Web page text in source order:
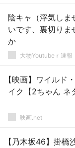
陰キャ（浮気しま
いです、裏切り
か
大物Youtubeｒ速報
【映画】ワイル
イク【2ちゃん ネ
映画.net
【乃木坂46】掛